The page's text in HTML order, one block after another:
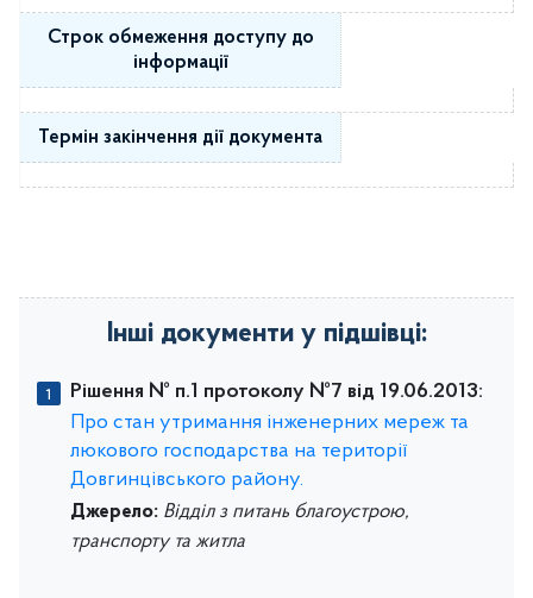
Строк обмеження доступу до
інформації
Термін закінчення дії документа
Інші документи у підшівці:
Рішення № п.1 протоколу №7 від 19.06.2013:
Про стан утримання інженерних мереж та
люкового господарства на території
Довгинцівського району.
Джерело: Відділ з питань благоустрою,
транспорту та житла